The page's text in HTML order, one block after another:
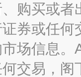
购买或
券或任
场信息
交易，